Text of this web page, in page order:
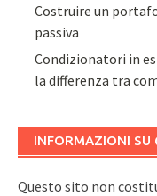
Costruire un
passiva
Condizionatori in
la differenza tra
INFORMAZIONI SU
Questo sito non